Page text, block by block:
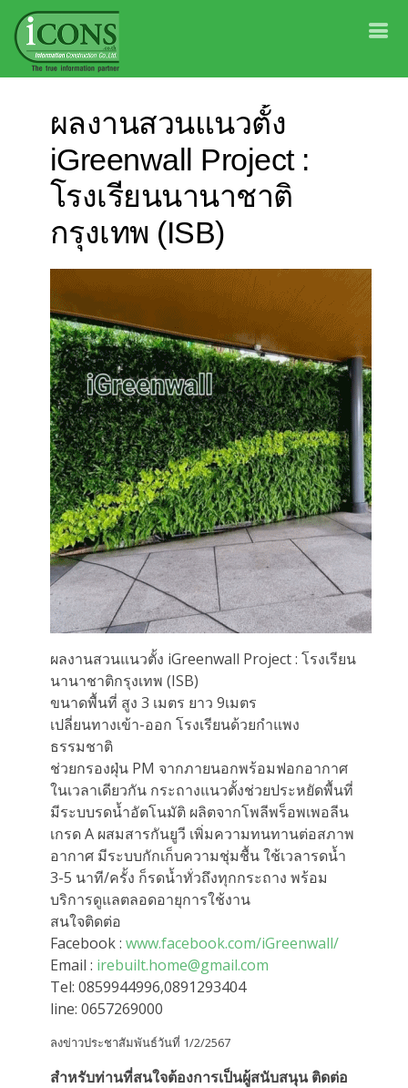
ผลงานสวนแนวตั้ง
iGreenwall Project :
โรงเรียนนานาชาติ
กรุงเทพ (ISB)
ผลงานสวนแนวตั้ง iGreenwall Project : โรงเรียน
นานาชาติกรุงเทพ (ISB)
ขนาดพื้นที่ สูง 3 เมตร ยาว 9เมตร
เปลี่ยนทางเข้า-ออก โรงเรียนด้วยกำแพง
ธรรมชาติ
ช่วยกรองฝุ่น PM จากภายนอกพร้อมฟอกอากาศ
ในเวลาเดียวกัน กระถางแนวตั้งช่วยประหยัดพื้นที่
มีระบบรดน้ำอัตโนมัติ ผลิตจากโพลีพร็อพเพอลีน
เกรด A ผสมสารกันยูวี เพิ่มความทนทานต่อสภาพ
อากาศ มีระบบกักเก็บความชุ่มชื้น ใช้เวลารดน้ำ
3-5 นาที/ครั้ง ก็รดน้ำทั่วถึงทุกกระถาง พร้อม
บริการดูแลตลอดอายุการใช้งาน
สนใจติดต่อ
Facebook : www.facebook.com/iGreenwall/
Email : irebuilt.home@gmail.com
Tel: 0859944996,0891293404
line: 0657269000
ลงข่าวประชาสัมพันธ์วันที่ 1/2/2567
สำหรับท่านที่สนใจต้องการเป็นผู้สนับสนุน ติดต่อ